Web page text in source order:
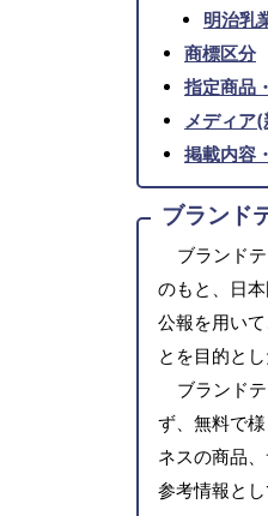
明治乳
商標区分
指定商品
メディア
掲載内容
ブランド
ブランド
のもと、日
公報を用い
とを目的と
ブランド
ず、無料で
ネスの商品
参考情報とし